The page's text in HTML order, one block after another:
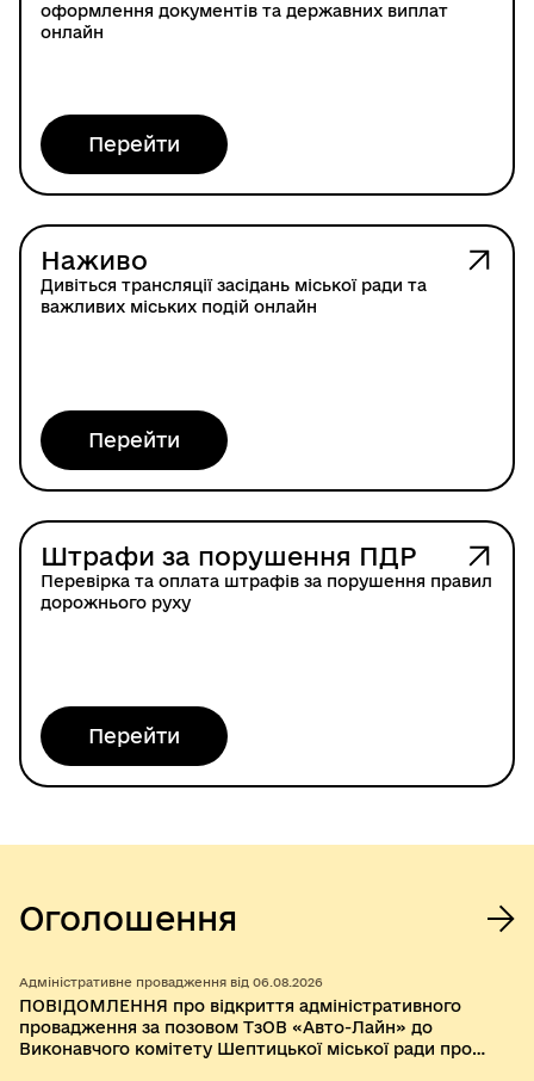
оформлення документів та державних виплат
онлайн
Перейти
Наживо
Дивіться трансляції засідань міської ради та
важливих міських подій онлайн
Перейти
Штрафи за порушення ПДР
Перевірка та оплата штрафів за порушення правил
дорожнього руху
Перейти
Оголошення
Адміністративне провадження від 06.08.2026
ПОВІДОМЛЕННЯ про відкриття адміністративного
провадження за позовом ТзОВ «Авто-Лайн» до
Виконавчого комітету Шептицької міської ради про